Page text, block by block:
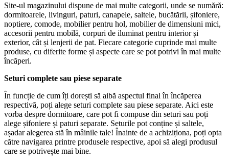
Site-ul magazinului dispune de mai multe categorii, unde se numără:
dormitoarele, livinguri, paturi, canapele, saltele, bucătării, șifoniere,
noptiere, comode, mobilier pentru hol, mobilier de dimensiuni mici,
accesorii pentru mobilă, corpuri de iluminat pentru interior și
exterior, cât și lenjerii de pat. Fiecare categorie cuprinde mai multe
produse, cu diferite forme și aspecte care se pot potrivi în mai multe
încăperi.
Seturi complete sau piese separate
În funcție de cum îți dorești să aibă aspectul final în încăperea
respectivă, poți alege seturi complete sau piese separate. Aici este
vorba despre dormitoare, care pot fi compuse din seturi sau poți
alege șifoniere și paturi separate. Seturile pot conține și saltele,
așadar alegerea stă în mâinile tale! Înainte de a achiziționa, poți opta
către navigarea printre produsele respective, apoi să alegi produsul
care se potrivește mai bine.